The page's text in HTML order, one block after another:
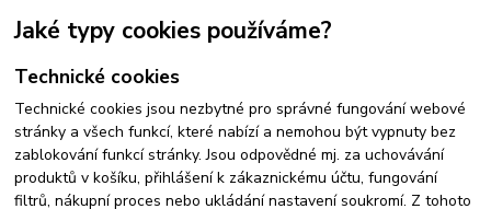
Jaké typy cookies používáme?
Technické cookies
Technické cookies jsou nezbytné pro správné fungování webové
stránky a všech funkcí, které nabízí a nemohou být vypnuty bez
zablokování funkcí stránky. Jsou odpovědné mj. za uchovávání
produktů v košíku, přihlášení k zákaznickému účtu, fungování
filtrů, nákupní proces nebo ukládání nastavení soukromí. Z tohoto